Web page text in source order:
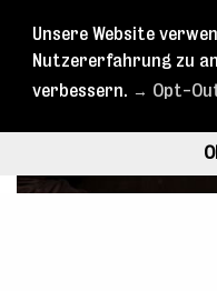
Unsere Website
Nutzererfahrung zu
verbessern. → Opt-